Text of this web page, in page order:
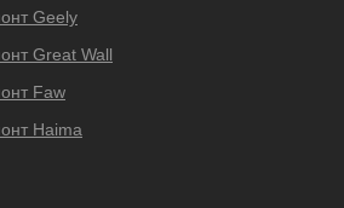
Geely
Great Wall
Faw
Haima